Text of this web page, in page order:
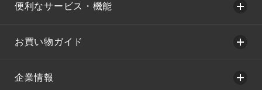
便利なサービス・機能
お買い物ガイド
企業情報